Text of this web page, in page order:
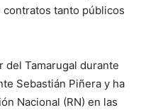
tanto públicos
del Tamarugal durante
Sebastián Piñera y ha
Nacional (RN) en las